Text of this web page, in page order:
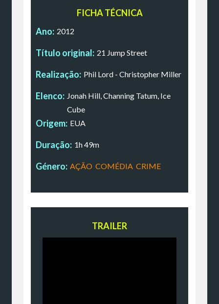
FICHA TÉCNICA
Ano: 2012
Título original: 21 Jump Street
Realização: Phil Lord - Christopher Miller
Elenco: Jonah Hill, Channing Tatum, Ice
Cube
Origem: EUA
Duração: 1h 49m
Género: AÇÃO, COMÉDIA CRIME
TRAILER